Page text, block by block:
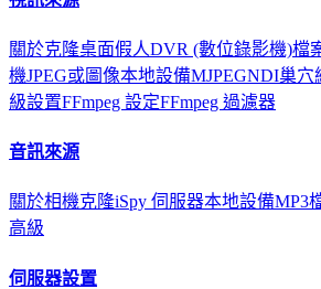
關於克隆桌面假人DVR (數位錄影機)檔
機JPEG或圖像本地設備MJPEGNDI巢穴
級設置FFmpeg 設定FFmpeg 過濾器
音訊來源
關於相機克隆iSpy 伺服器本地設備MP3
高級
伺服器設置